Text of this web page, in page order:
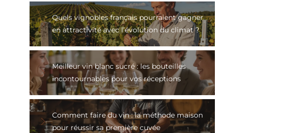
Quels vignobles français pourraient gagner
en attractivité avec l’évolution du climat ?
Meilleur vin blanc sucré : les bouteilles
incontournables pour vos réceptions
Comment faire du vin : la méthode maison
pour réussir sa première cuvée